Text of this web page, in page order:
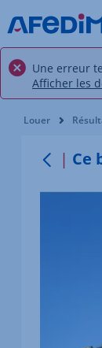
Une erreur
Afficher les
Vous êtes ici:
Louer
Retour au
Ce